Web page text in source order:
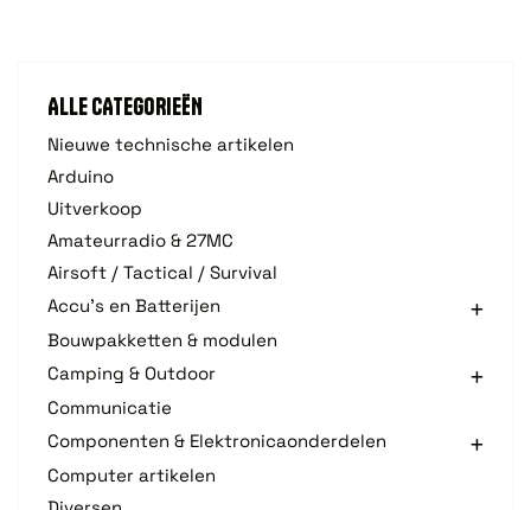
ALLE CATEGORIEËN
Nieuwe technische artikelen
Arduino
Uitverkoop
Amateurradio & 27MC
Airsoft / Tactical / Survival
Accu's en Batterijen
Bouwpakketten & modulen
Camping & Outdoor
Communicatie
Componenten & Elektronicaonderdelen
Computer artikelen